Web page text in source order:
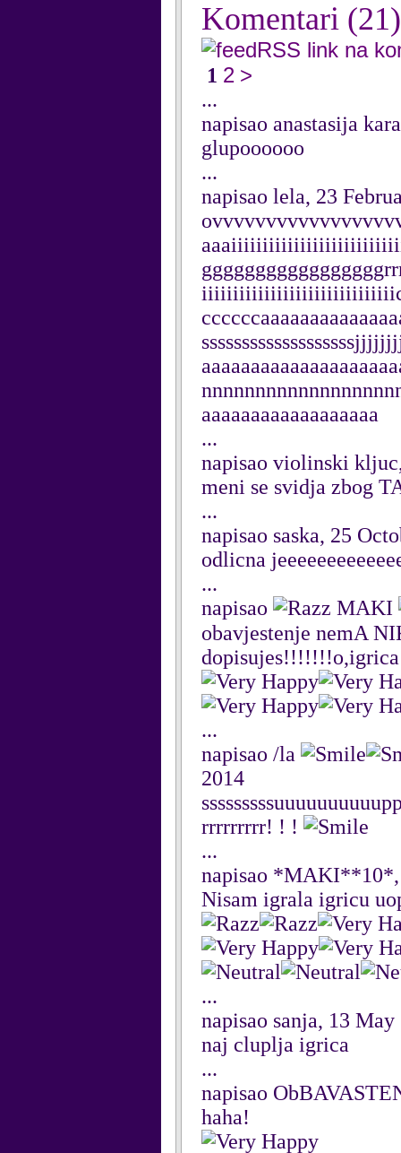
Komentari (21)
RSS link na
1 2 >
...
napisao anastasija
glupoooooo
...
napisao lela, 23
aaaaaaaaaaaaaaaaaa
...
napisao violinski
meni se svidja zbog
...
napisao saska, 25
odlicna
...
napisao
MAKI
obavjestenje nemA
...
napisao /la
2014
rrrrrrrrr! ! !
...
napisao *MAKI**10*,
Nisam igrala igricu
...
napisao sanja, 13 May
naj cluplja igrica
...
napisao
haha!